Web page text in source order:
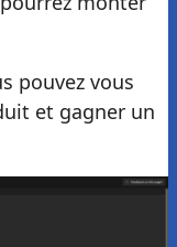
pouvez vous
et gagner un